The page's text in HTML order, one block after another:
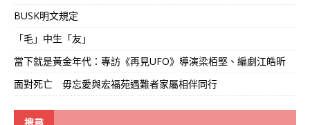
BUSK明文規定
「毛」中生「友」
當下就是黃金年代：專訪《再見UFO》導演梁栢堅、編劇江皓昕
面對死亡 毋忘愛與宏福苑遇難者家屬相伴同行